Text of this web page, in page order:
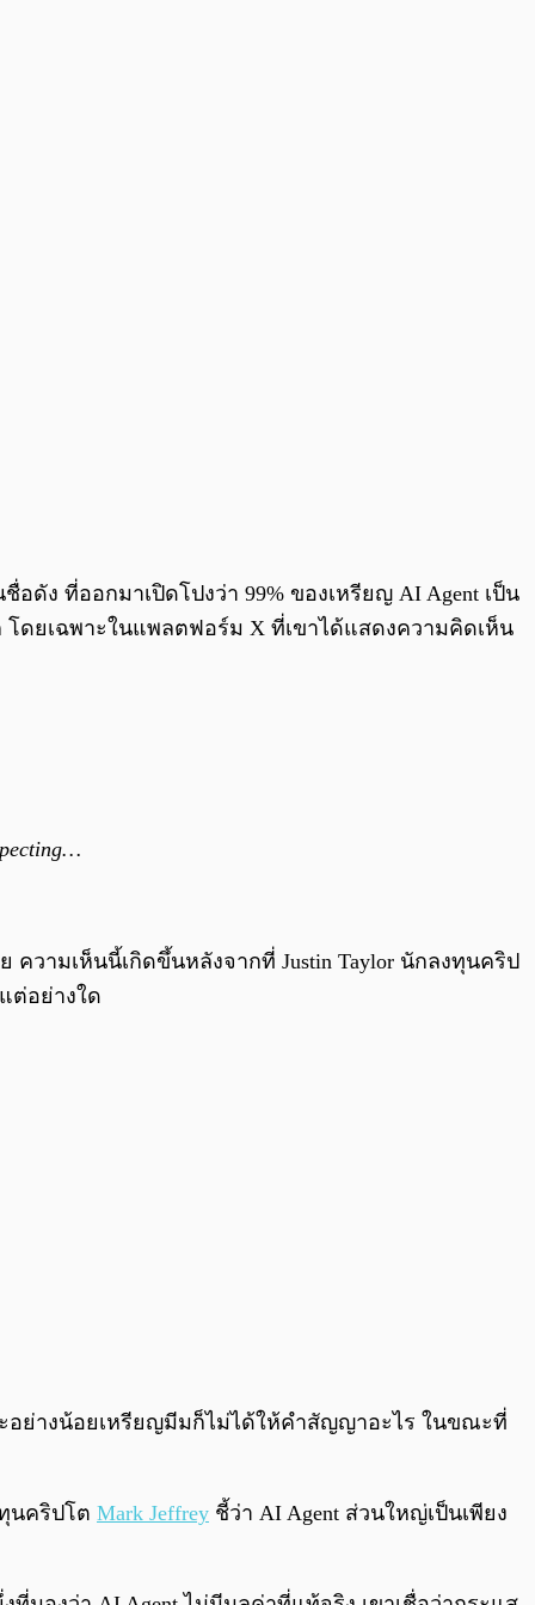
/ 0:00
ดัง ที่ออกมาเปิดโปงว่า 99% ของเหรียญ AI Agent เป็น
โดยเฉพาะในแพลตฟอร์ม X ที่เขาได้แสดงความคิดเห็น
ความเห็นนี้เกิดขึ้นหลังจากที่ Justin Taylor นักลงทุนคริป
ต่อย่างใด
ะอย่างน้อยเหรียญมีมก็ไม่ได้ให้คำสัญญาอะไร ในขณะที่
นคริปโต Mark Jeffrey ชี้ว่า AI Agent ส่วนใหญ่เป็นเพียง